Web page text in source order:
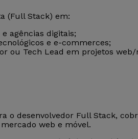
(Full Stack) em:
agências digitais;
e e-commerces;
ou Tech Lead em projetos web/
o desenvolvedor Full Stack,
web e móvel.